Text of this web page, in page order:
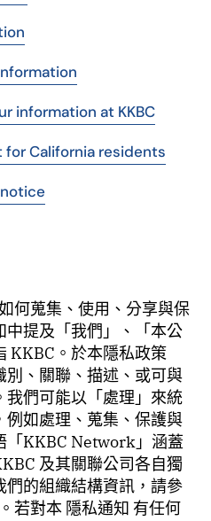
information at KKBC
for California residents
何蒐集、使用、分享與保
提及「我們」、「本公
KKBC。於本隱私政策
、關聯、描述、或可與
們可能以「處理」來統
如處理、蒐集、保護與
「KKBC Network」涵蓋
及其關聯公司各自獨
的組織結構資訊，請參
若對本 隱私通知 有任何